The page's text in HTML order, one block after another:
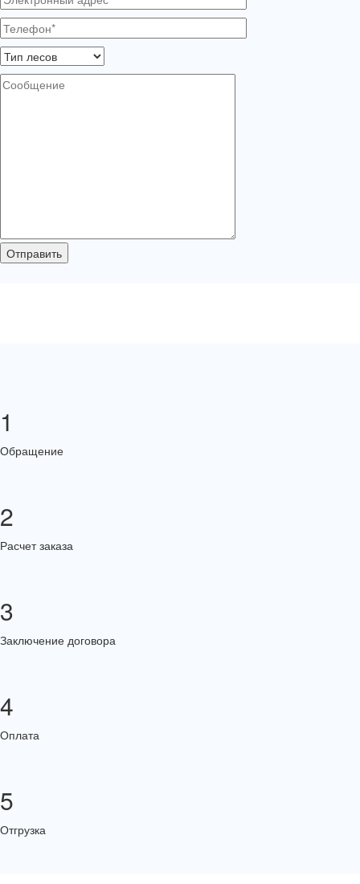
1
Обращение
2
Расчет заказа
3
Заключение договора
4
Оплата
5
Отгрузка